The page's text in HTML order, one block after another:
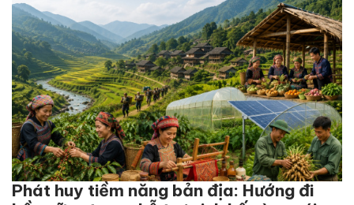
Phát huy tiềm năng bản địa: Hướng đi